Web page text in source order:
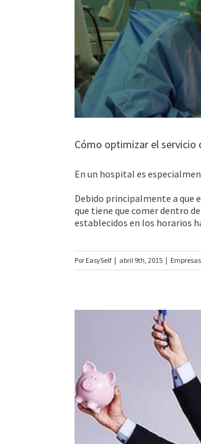
Cómo optimizar el
En un hospital es
Debido principalmente a que
que tiene que comer dentro
establecidos en los horarios
Por EasySelf | abril 9th, 2015 | Empresas